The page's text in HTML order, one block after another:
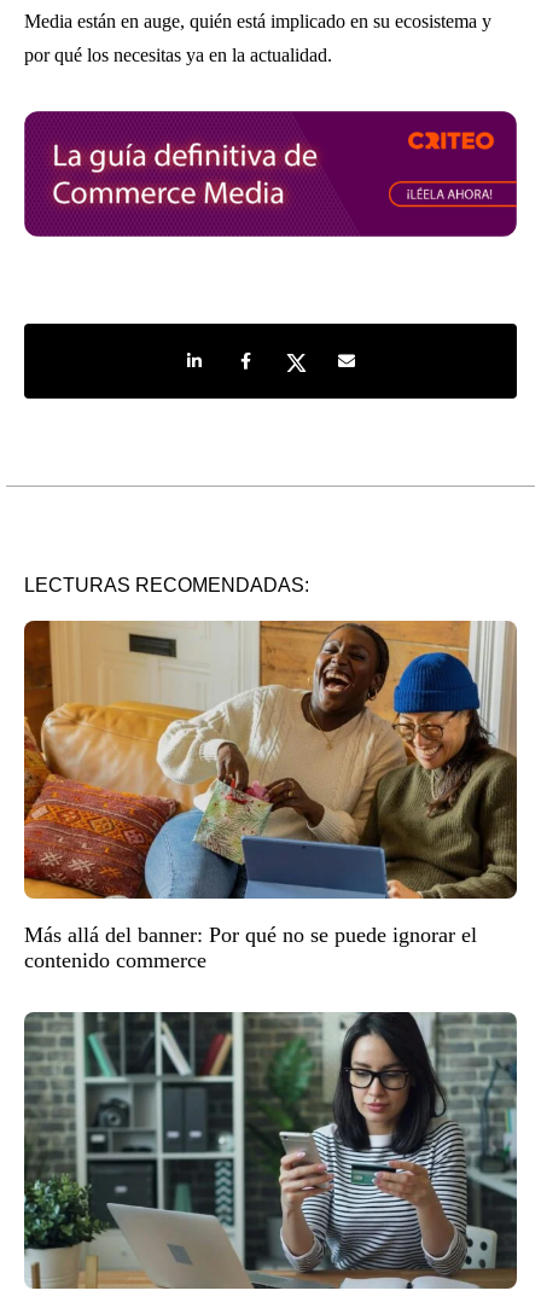
Media están en auge, quién está implicado en su ecosistema y
por qué los necesitas ya en la actualidad.
Share on LinkedIn
Share on Facebook
Share on TwitterShare by e-mail
LECTURAS RECOMENDADAS:
Más allá del banner: Por qué no se puede ignorar el
contenido commerce